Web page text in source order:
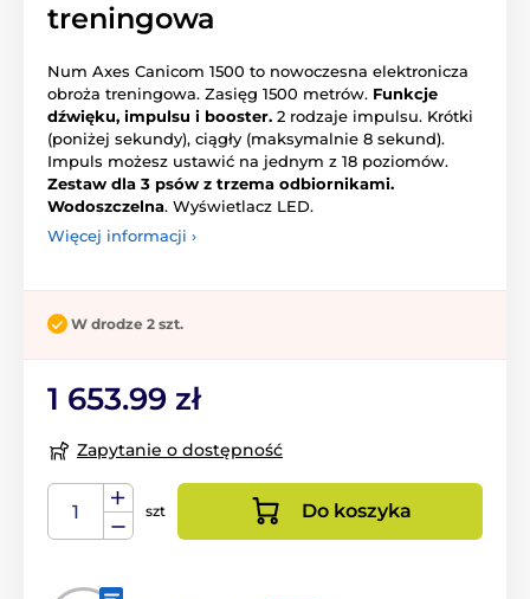
treningowa
Num Axes Canicom 1500 to nowoczesna elektronicza
obroża treningowa. Zasięg 1500 metrów. Funkcje
dźwięku, impulsu i booster. 2 rodzaje impulsu. Krótki
(poniżej sekundy), ciągły (maksymalnie 8 sekund).
Impuls możesz ustawić na jednym z 18 poziomów.
Zestaw dla 3 psów z trzema odbiornikami.
Wodoszczelna. Wyświetlacz LED.
Więcej informacji ›
W drodze 2 szt.
1 653.99 zł
Zapytanie o dostępność
szt Do koszyka